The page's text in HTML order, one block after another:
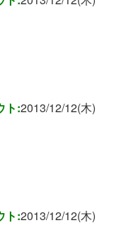
ト:2013/12/12(木)
ト:2013/12/12(木)